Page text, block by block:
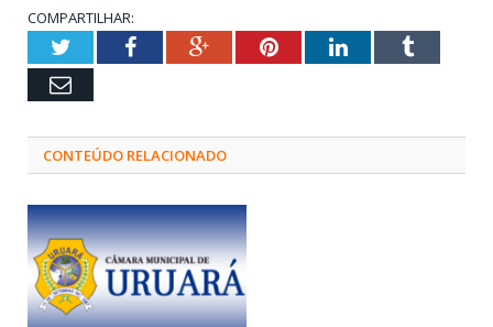
COMPARTILHAR:
TwitterFacebookGoogle+PinterestLinkedInTumblr
Email
CONTEÚDO RELACIONADO